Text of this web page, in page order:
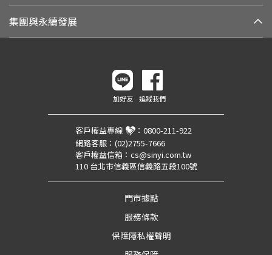
集團與永續發展
加好友 追蹤我們
客戶權益專線 ： 0800-211-922
網路客服： (02)2755-7666
客戶權益信箱： cs@sinyi.com.tw
110 台北市信義區信義路五段100號
門市據點
服務條款
保障隱私權聲明